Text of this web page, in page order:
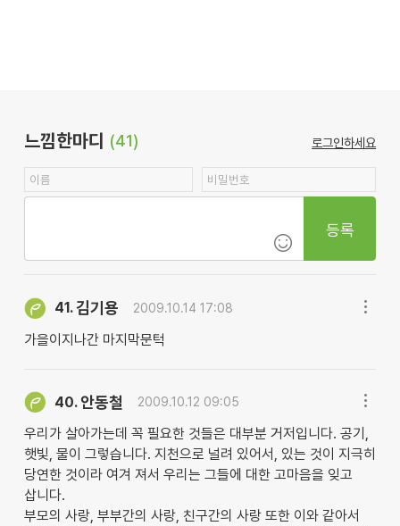
느낌한마디 (41) 로그인하세요
등록
41.김기용 2009.10.14 17:08
가을이지나간 마지막문턱
40.안동철 2009.10.12 09:05
우리가 살아가는데 꼭 필요한 것들은 대부분 거저입니다. 공기,
햇빛, 물이 그렇습니다. 지천으로 널려 있어서, 있는 것이 지극히
당연한 것이라 여겨 져서 우리는 그들에 대한 고마음을 잊고
삽니다.
부모의 사랑, 부부간의 사랑, 친구간의 사랑 또한 이와 같아서